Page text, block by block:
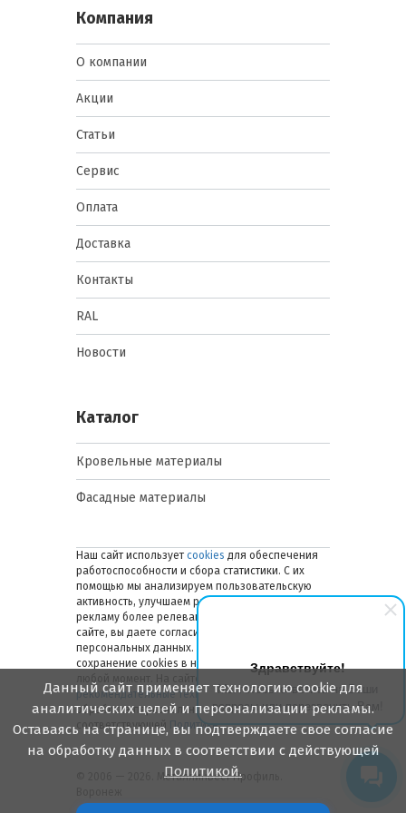
Здравствуйте!
Мы готовы ответить на Ваши
вопросы или перезвонить Вам!
Компания
О компании
Акции
Статьи
Сервис
Оплата
Доставка
Контакты
RAL
Новости
Каталог
Кровельные материалы
Фасадные материалы
Наш сайт использует cookies для обеспечения
работоспособности и сбора статистики. С их
помощью мы анализируем пользовательскую
активность, улучшаем работу сайта и делаем
рекламу более релевантной. Оставаясь на
сайте, вы даете согласие на обработку ваших
персональных данных. Вы можете отключить
сохранение cookies в настройках браузера в
любой момент. На сайте также применяются
рекомендательные технологии. Подробнее об
обработке персональных данных — в
соответствующей
Политике.
© 2006 — 2026. Металлинвест Профиль.
Данный сайт применяет технологию cookie для
аналитических целей и персонализации рекламы.
Оставаясь на странице, вы подтверждаете свое согласие
на обработку данных в соответствии с действующей
Политикой.